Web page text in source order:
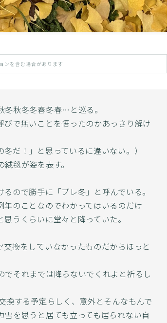
ンを含む場合があります
秋冬冬春冬春…と巡る。
で無いことを悟ったのかあっさり解け
だ！」と思っているに違いない。）
毯が姿を表す。
ので勝手に「プレ冬」と呼んでいる。
のことなのでわかってはいるのだけ
うくらいに堂々と降っていた。
換をしていなかったものだからほっと
それまでは降らないでくれよと祈るし
する予定らしく、意外とそんなもんで
を思うと居ても立っても居られない自